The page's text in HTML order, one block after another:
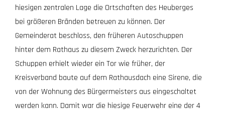
hiesigen zentralen Lage die Ortschaften des Heuberges
bei größeren Bränden betreuen zu können. Der
Gemeinderat beschloss, den früheren Autoschuppen
hinter dem Rathaus zu diesem Zweck herzurichten. Der
Schuppen erhielt wieder ein Tor wie früher, der
Kreisverband baute auf dem Rathausdach eine Sirene, die
von der Wohnung des Bürgermeisters aus eingeschaltet
werden kann. Damit war die hiesige Feuerwehr eine der 4